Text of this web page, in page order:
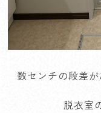
数センチの段差
脱衣室